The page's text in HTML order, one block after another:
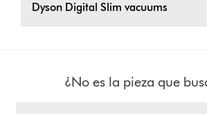
Dyson Digital Slim vacuums
¿No es la pieza que